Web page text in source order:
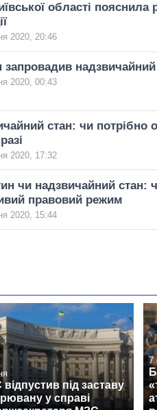
області пояснила
2020, 20:46
запровадив
2020, 00:43
стан: чи потрібно
2020, 17:32
чи надзвичайний стан:
правовий режим
2020, 15:44
під заставу
у справі
7